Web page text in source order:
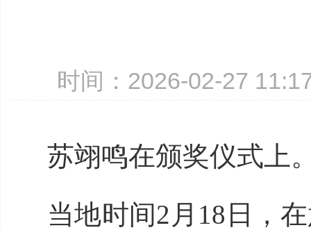
时间：2026-02-27
苏翊鸣在颁奖仪式上
当地时间2月18日，